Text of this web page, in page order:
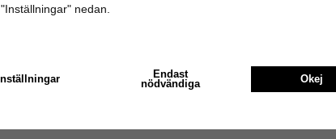
nedan.
Inställningar
Endast
nödvändiga
Okej